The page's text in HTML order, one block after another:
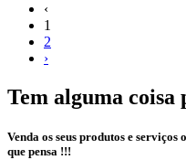
‹
1
2
›
Tem alguma coisa
Venda os seus produtos e
que pensa !!!